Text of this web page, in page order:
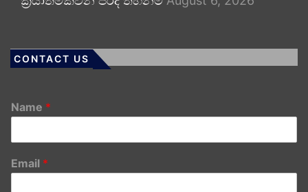
CONTACT US
Name *
Email *